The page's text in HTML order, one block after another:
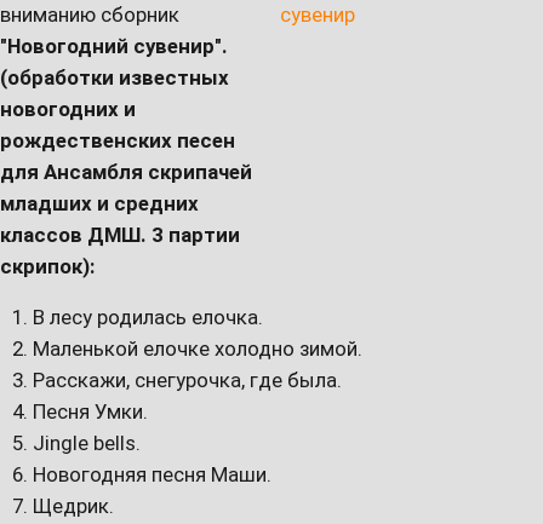
вниманию сборник
"Новогодний сувенир".
(обработки известных
новогодних и
рождественских песен
для Ансамбля скрипачей
младших и средних
классов ДМШ. 3 партии
скрипок):
В лесу родилась елочка.
Маленькой елочке холодно зимой.
Расскажи, снегурочка, где была.
Песня Умки.
Jingle bells.
Новогодняя песня Маши.
Щедрик.